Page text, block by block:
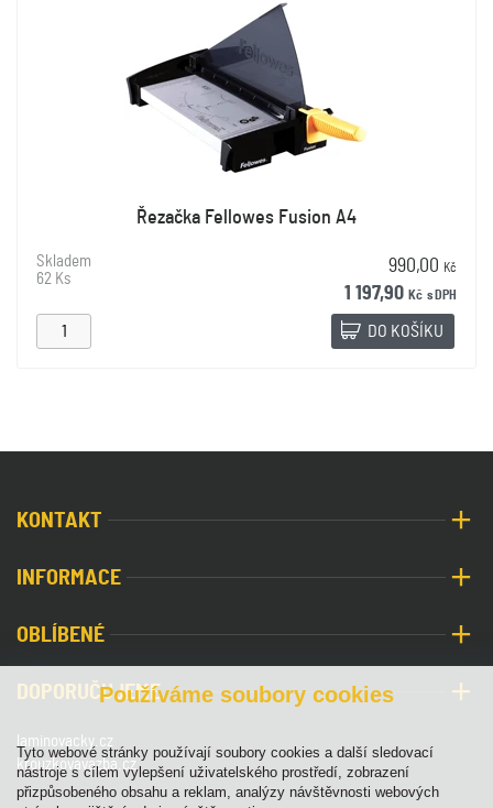
Řezačka Fellowes Fusion A4
Skladem
62 Ks
990,00 Kč
1 197,90 Kč s DPH
DO KOŠÍKU
KONTAKT
INFORMACE
OBLÍBENÉ
DOPORUČUJEME
laminovacky.cz
krouzkovavazba.cz
Používáme soubory cookies
Tyto webové stránky používají soubory cookies a další sledovací
nástroje s cílem vylepšení uživatelského prostředí, zobrazení
přizpůsobeného obsahu a reklam, analýzy návštěvnosti webových